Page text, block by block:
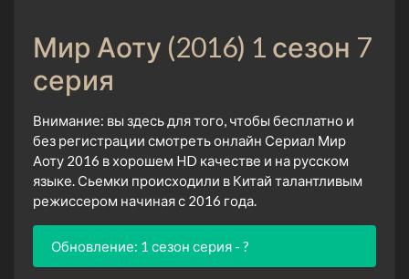
Мир Аоту (2016) 1 сезон 7
серия
Внимание: вы здесь для того, чтобы бесплатно и
без регистрации смотреть онлайн Сериал Мир
Аоту 2016 в хорошем HD качестве и на русском
языке. Сьемки происходили в Китай талантливым
режиссером начиная с 2016 года.
Обновление: 1 сезон серия - ?